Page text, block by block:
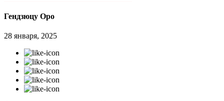
Гендзюцу Оро
28 января, 2025